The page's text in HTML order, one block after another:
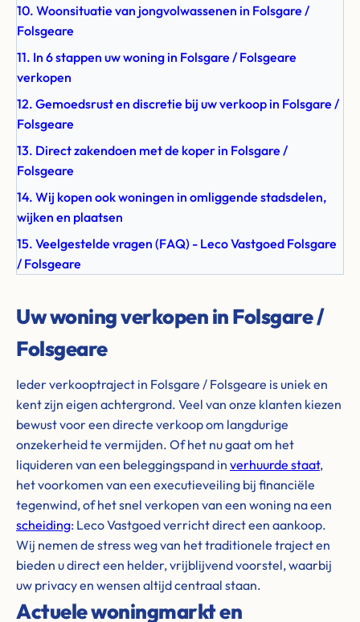
10. Woonsituatie van jongvolwassenen in Folsgare /
Folsgeare
11. In 6 stappen uw woning in Folsgare / Folsgeare
verkopen
12. Gemoedsrust en discretie bij uw verkoop in Folsgare /
Folsgeare
13. Direct zakendoen met de koper in Folsgare /
Folsgeare
14. Wij kopen ook woningen in omliggende stadsdelen,
wijken en plaatsen
15. Veelgestelde vragen (FAQ) - Leco Vastgoed Folsgare
/ Folsgeare
Uw woning verkopen in Folsgare /
Folsgeare
Ieder verkooptraject in Folsgare / Folsgeare is uniek en
kent zijn eigen achtergrond. Veel van onze klanten kiezen
bewust voor een directe verkoop om langdurige
onzekerheid te vermijden. Of het nu gaat om het
liquideren van een beleggingspand in verhuurde staat,
het voorkomen van een executieveiling bij financiële
tegenwind, of het snel verkopen van een woning na een
scheiding: Leco Vastgoed verricht direct een aankoop.
Wij nemen de stress weg van het traditionele traject en
bieden u direct een helder, vrijblijvend voorstel, waarbij
uw privacy en wensen altijd centraal staan.
Actuele woningmarkt en